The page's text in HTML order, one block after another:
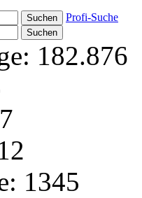
Profi-Suche
182.876
1345